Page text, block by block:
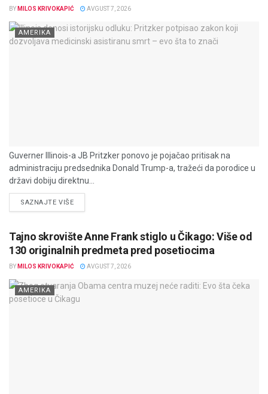
BY MILOS KRIVOKAPIĆ AVGUST 7, 2026
AMERIKA
Guverner Illinois-a JB Pritzker ponovo je pojačao pritisak na
administraciju predsednika Donald Trump-a, tražeći da porodice u
državi dobiju direktnu...
SAZNAJTE VIŠEDETAILS
Tajno skrovište Anne Frank stiglo u Čikago: Više od
130 originalnih predmeta pred posetiocima
BY MILOS KRIVOKAPIĆ AVGUST 7, 2026
AMERIKA